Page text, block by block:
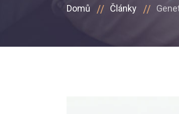
Domů Články